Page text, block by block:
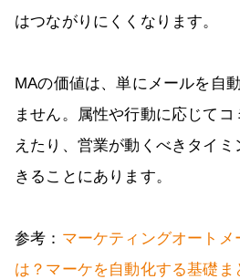
はつながりにくくなります。
MAの価値は、単にメールを自
ません。属性や行動に応じて
えたり、営業が動くべきタイ
きることにあります。
参考： マーケティングオートメ
は？マーケを自動化する基礎ま